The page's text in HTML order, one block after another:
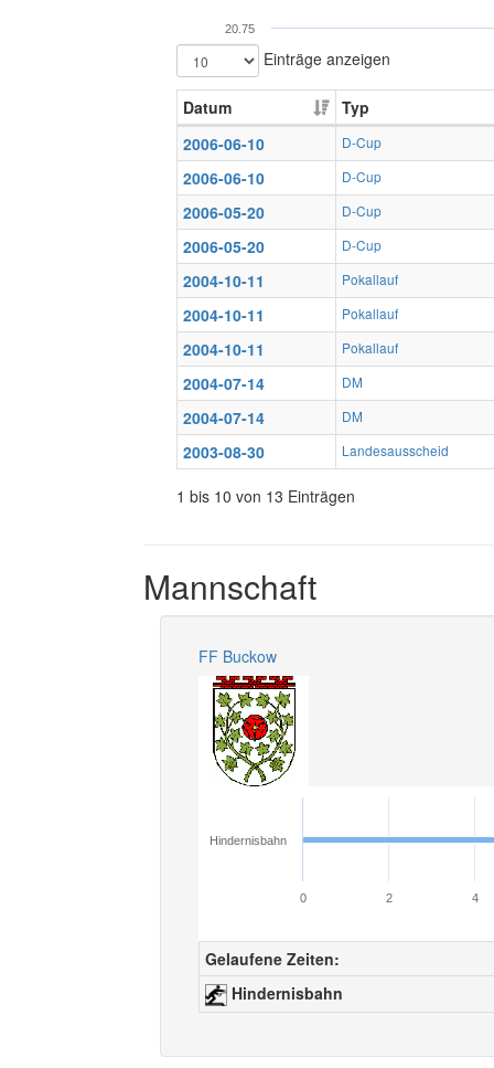
20.75
Einträge anzeigen
Datum
Typ
2006-06-10
D-Cup
2006-06-10 D-Cup
2006-05-20 D-Cup
2006-05-20 D-Cup
2004-10-11 Pokallauf
2004-10-11 Pokallauf
2004-10-11 Pokallauf
2004-07-14 DM
2004-07-14 DM
2003-08-30 Landesausscheid
1 bis 10 von 13 Einträgen
Mannschaft
FF Buckow
Hindernisbahn
0 2 4
Gelaufene Zeiten:
Hindernisbahn